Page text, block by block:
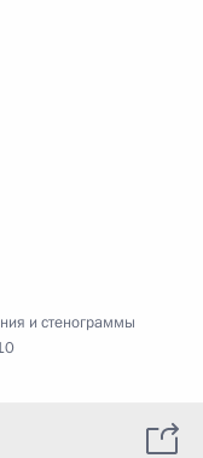
и стенограммы